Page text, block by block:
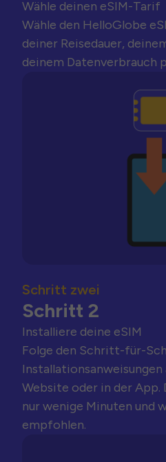
Wähle deinen eSIM-Tarif
Wähle den HelloGlobe
deiner Reisedauer,
deinem Datenverbrauch
Schritt zwei
Schritt 2
Installiere deine eSIM
Folge den Schritt-für-
Website oder in der
nur wenige Minuten und
empfohlen.